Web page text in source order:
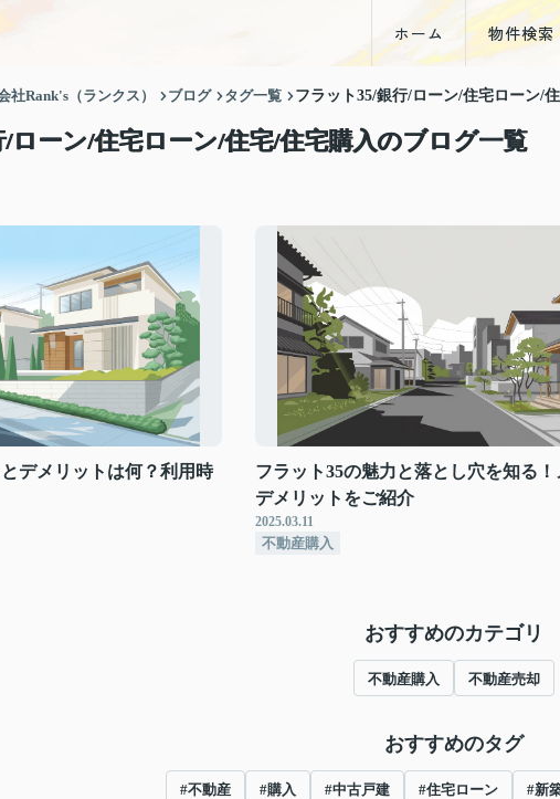
ホーム 物件検索
社Rank's（ランクス） ブログ タグ一覧 フラット35/銀行/ローン/住宅ローン/
ローン/住宅ローン/住宅/住宅購入のブログ一覧
デメリットは何？利用時
フラット35の魅力と落とし穴を知る！
デメリットをご紹介
2025.03.11
不動産購入
おすすめのカテゴリ
不動産購入 不動産売却
おすすめのタグ
#不動産 #購入 #中古戸建 #住宅ローン #新